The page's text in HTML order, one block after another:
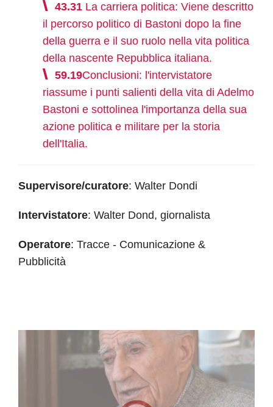
43.31 La carriera politica: Viene descritto
il percorso politico di Bastoni dopo la fine
della guerra e il suo ruolo nella vita politica
della nascente Repubblica italiana.
59.19Conclusioni: l'intervistatore
riassume i punti salienti della vita di Adelmo
Bastoni e sottolinea l'importanza della sua
azione politica e militare per la storia
dell'Italia.
Supervisore/curatore: Walter Dondi
Intervistatore: Walter Dond, giornalista
Operatore: Tracce - Comunicazione &
Pubblicità